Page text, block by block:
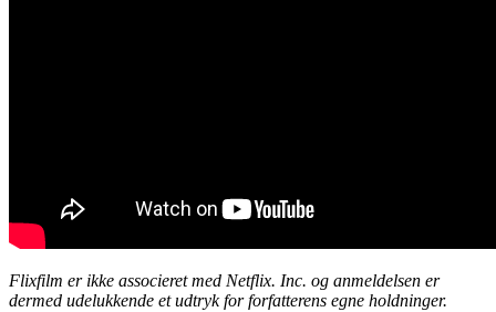
Flixfilm er ikke associeret med Netflix. Inc. og anmeldelsen er
dermed udelukkende et udtryk for forfatterens egne holdninger.